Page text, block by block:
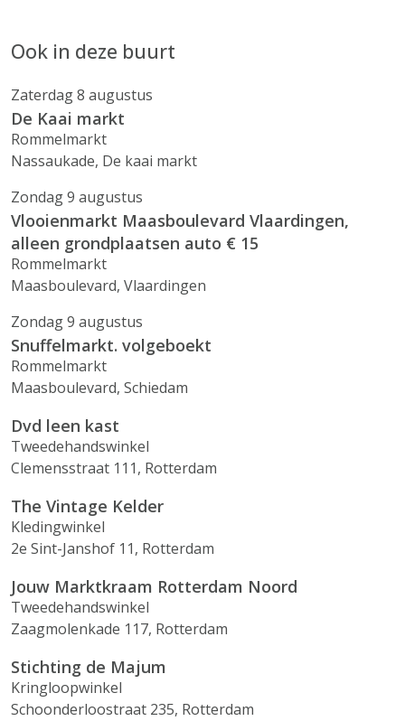
Ook in deze buurt
Zaterdag 8 augustus
De Kaai markt
Rommelmarkt
Nassaukade, De kaai markt
Zondag 9 augustus
Vlooienmarkt Maasboulevard Vlaardingen,
alleen grondplaatsen auto € 15
Rommelmarkt
Maasboulevard, Vlaardingen
Zondag 9 augustus
Snuffelmarkt. volgeboekt
Rommelmarkt
Maasboulevard, Schiedam
Dvd leen kast
Tweedehandswinkel
Clemensstraat 111, Rotterdam
The Vintage Kelder
Kledingwinkel
2e Sint-Janshof 11, Rotterdam
Jouw Marktkraam Rotterdam Noord
Tweedehandswinkel
Zaagmolenkade 117, Rotterdam
Stichting de Majum
Kringloopwinkel
Schoonderloostraat 235, Rotterdam